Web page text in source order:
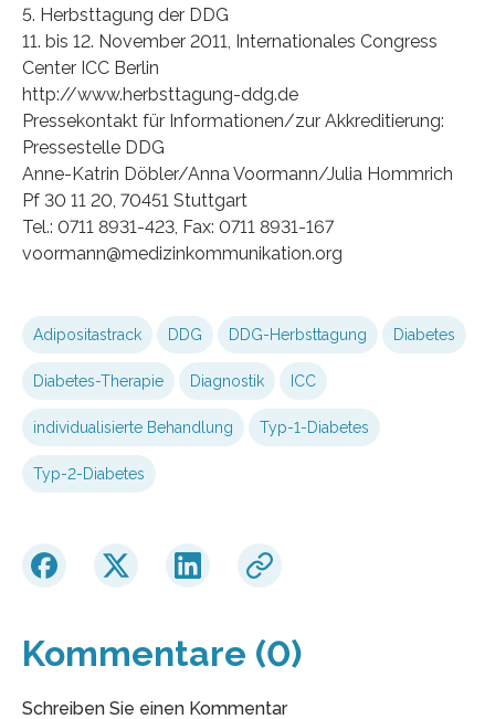
5. Herbsttagung der DDG
11. bis 12. November 2011, Internationales Congress
Center ICC Berlin
http://www.herbsttagung-ddg.de
Pressekontakt für Informationen/zur Akkreditierung:
Pressestelle DDG
Anne-Katrin Döbler/Anna Voormann/Julia Hommrich
Pf 30 11 20, 70451 Stuttgart
Tel.: 0711 8931-423, Fax: 0711 8931-167
voormann@medizinkommunikation.org
Adipositastrack DDG DDG-Herbsttagung Diabetes
Diabetes-Therapie Diagnostik ICC
individualisierte Behandlung Typ-1-Diabetes
Typ-2-Diabetes
Kommentare (0)
Schreiben Sie einen Kommentar